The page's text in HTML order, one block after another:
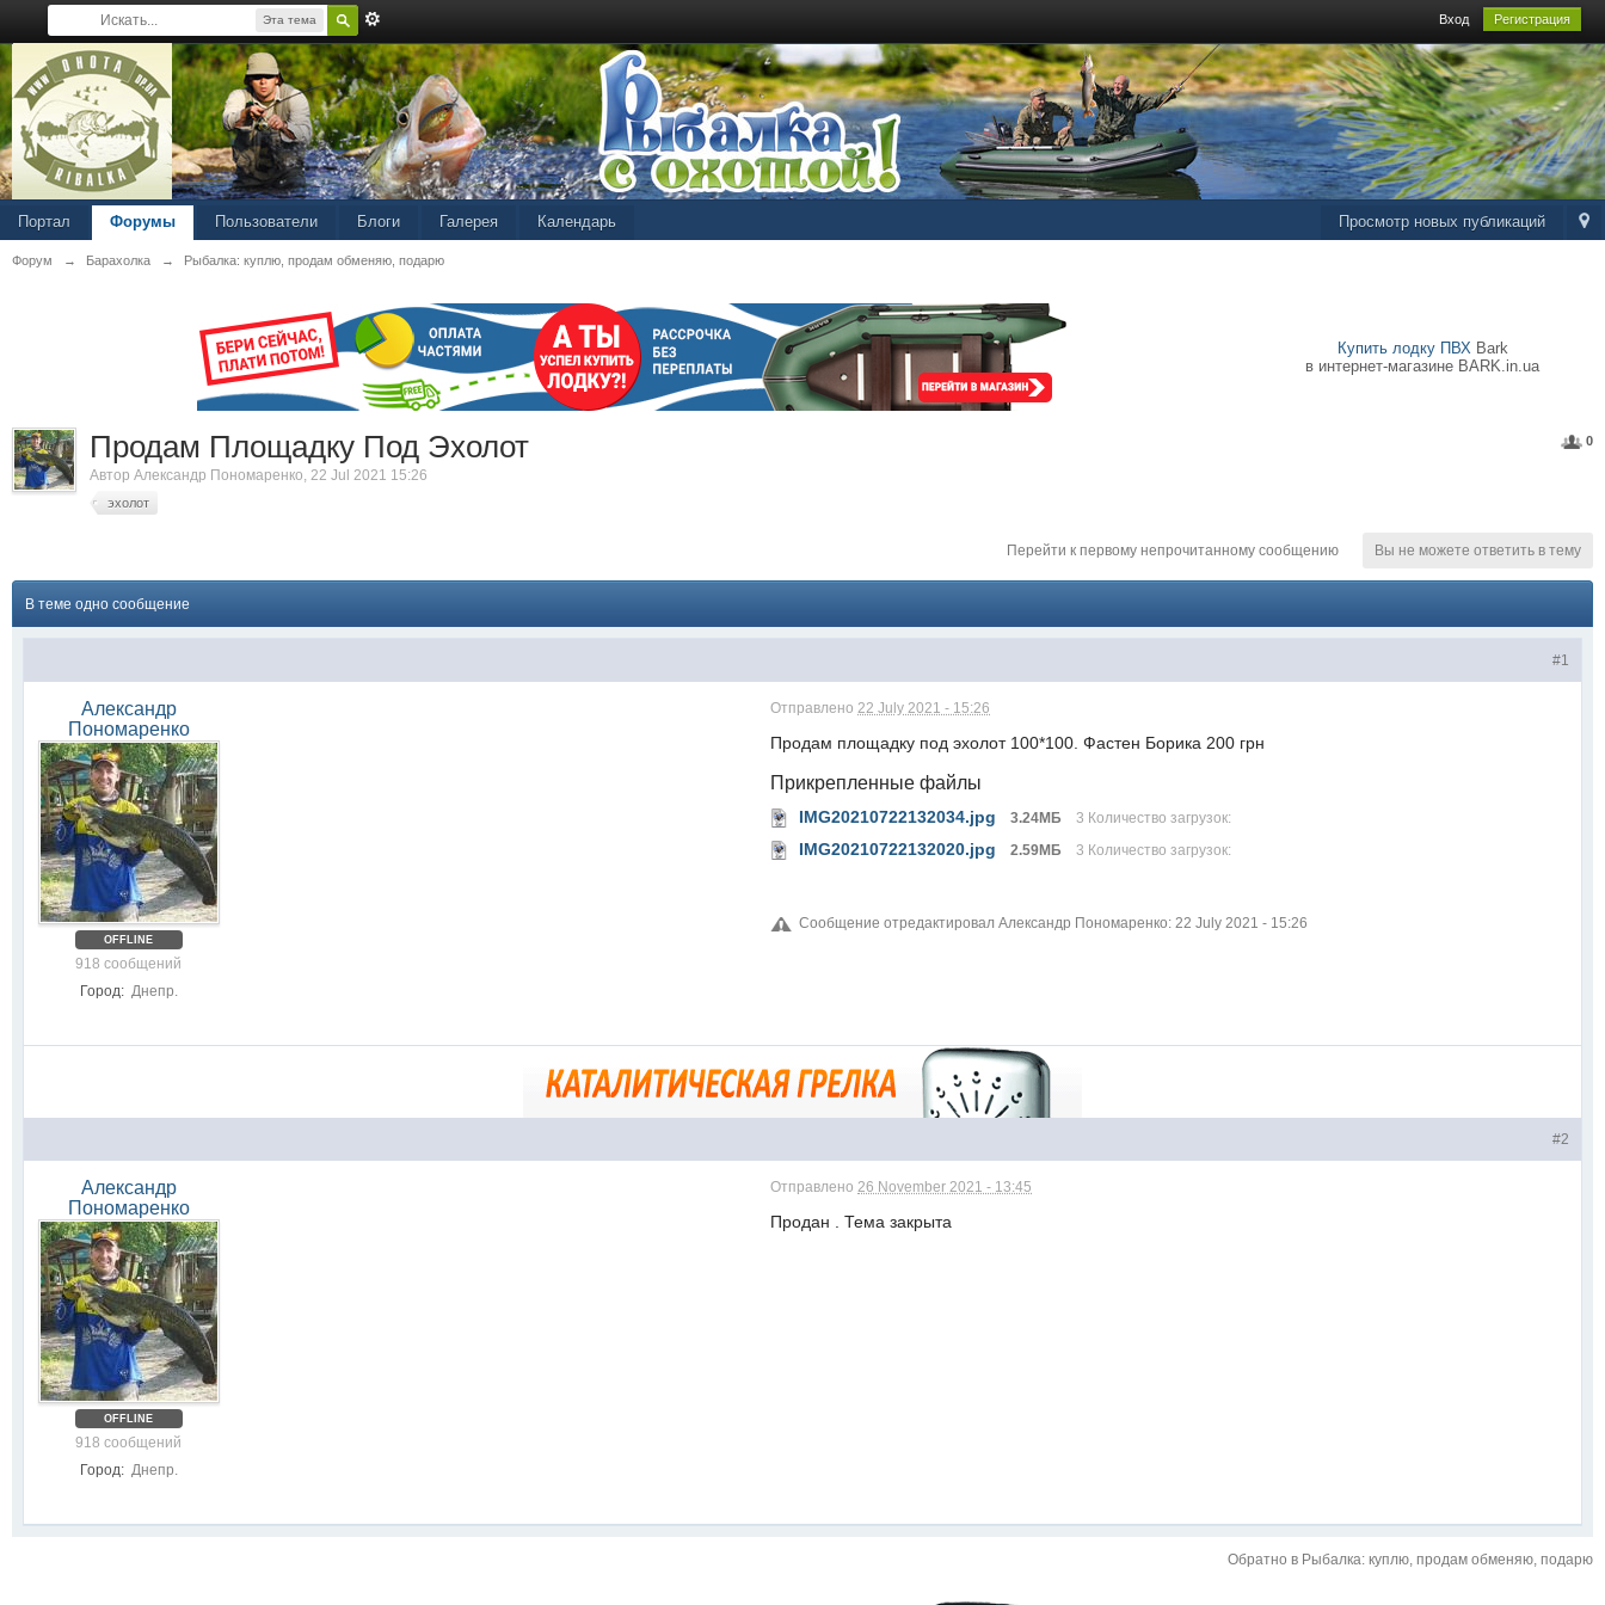
Эта тема Вход Регистрация
Просмотр новых публикаций
Портал Форумы Пользователи Блоги Галерея Календарь
Форум → Барахолка → Рыбалка: куплю, продам обменяю, подарю
Купить лодку ПВХBark
в интернет-магазине BARK.in.ua
0
Продам Площадку Под Эхолот
Автор Александр Пономаренко, 22 Jul 2021 15:26
эхолот
Вы не можете ответить в тему
Перейти к первому непрочитанному сообщению
В теме одно сообщение
#1
Александр
Пономаренко
OFFLINE
918 сообщений
Город: Днепр.
Отправлено 22 July 2021 - 15:26
Продам площадку под эхолот 100*100. Фастен Борика 200 грн
Прикрепленные файлы
IMG20210722132034.jpg 3.24МБ 3 Количество загрузок:
IMG20210722132020.jpg 2.59МБ 3 Количество загрузок:
Сообщение отредактировал Александр Пономаренко: 22 July 2021 - 15:26
#2
Александр
Пономаренко
OFFLINE
918 сообщений
Город: Днепр.
Отправлено 26 November 2021 - 13:45
Продан . Тема закрыта
Обратно в Рыбалка: куплю, продам обменяю, подарю